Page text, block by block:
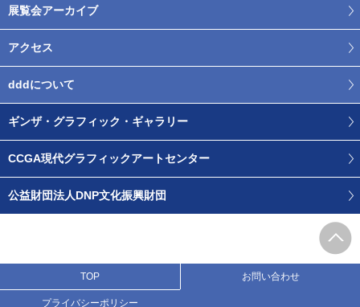
展覧会アーカイブ
アクセス
dddについて
ギンザ・グラフィック・ギャラリー
CCGA現代グラフィックアートセンター
公益財団法人DNP文化振興財団
TOP お問い合わせ
プライバシーポリシー